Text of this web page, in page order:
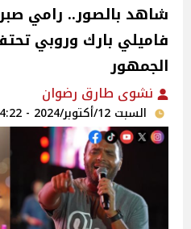
شاهد بالصور.. رامي
فاميلي بارك وروبي
الجمهور
نشوى طارق رضوان
السبت 12/أكتوبر/2024 - 04:22 م